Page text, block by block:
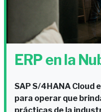
ERP en la
SAP S/4HANA Cloud
para operar que